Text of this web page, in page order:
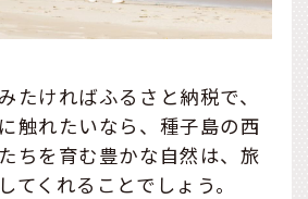
たければふるさと納税で、
触れたいなら、種子島の西
ちを育む豊かな自然は、旅
てくれることでしょう。